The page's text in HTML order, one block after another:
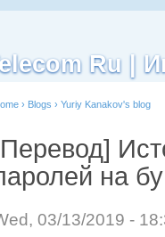
Ru |
› Blogs › Yuriy Kanakov's blog
на
03/13/2019 -